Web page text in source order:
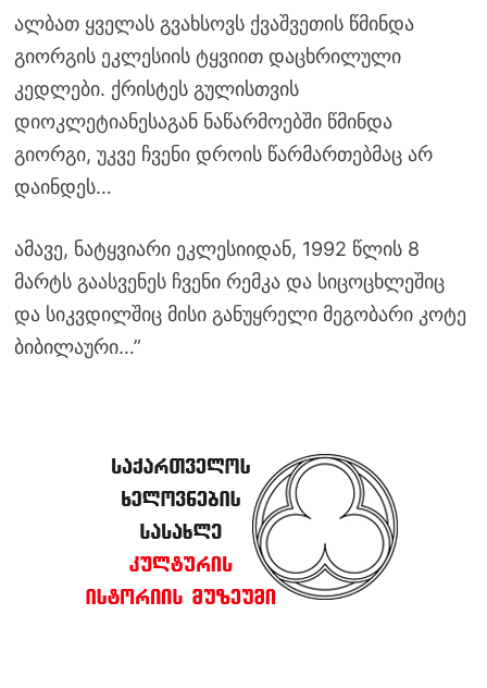
ალბათ ყველას გვახსოვს ქვაშვეთის წმინდა
გიორგის ეკლესიის ტყვიით დაცხრილული
კედლები. ქრისტეს გულისთვის
დიოკლეტიანესაგან ნაწარმოებში წმინდა
გიორგი, უკვე ჩვენი დროის წარმართებმაც არ
დაინდეს…
ამავე, ნატყვიარი ეკლესიიდან, 1992 წლის 8
მარტს გაასვენეს ჩვენი რემკა და სიცოცხლეშიც
და სიკვდილშიც მისი განუყრელი მეგობარი კოტე
ბიბილაური…”